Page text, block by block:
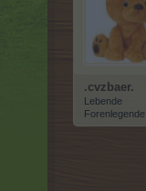
.cvzbaer.
Lebende
Forenlegende